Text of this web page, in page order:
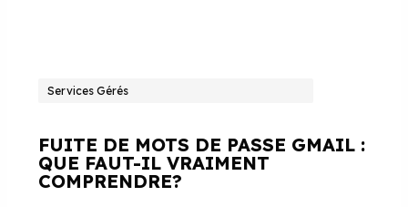
Services Gérés
FUITE DE MOTS DE PASSE GMAIL :
QUE FAUT-IL VRAIMENT
COMPRENDRE?